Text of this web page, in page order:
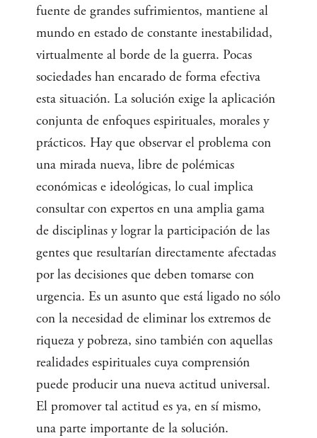
fuente de grandes sufrimientos, mantiene al
mundo en estado de constante inestabilidad,
virtualmente al borde de la guerra. Pocas
sociedades han encarado de forma efectiva
esta situación. La solución exige la aplicación
conjunta de enfoques espirituales, morales y
prácticos. Hay que observar el problema con
una mirada nueva, libre de polémicas
económicas e ideológicas, lo cual implica
consultar con expertos en una amplia gama
de disciplinas y lograr la participación de las
gentes que resultarían directamente afectadas
por las decisiones que deben tomarse con
urgencia. Es un asunto que está ligado no sólo
con la necesidad de eliminar los extremos de
riqueza y pobreza, sino también con aquellas
realidades espirituales cuya comprensión
puede producir una nueva actitud universal.
El promover tal actitud es ya, en sí mismo,
una parte importante de la solución.